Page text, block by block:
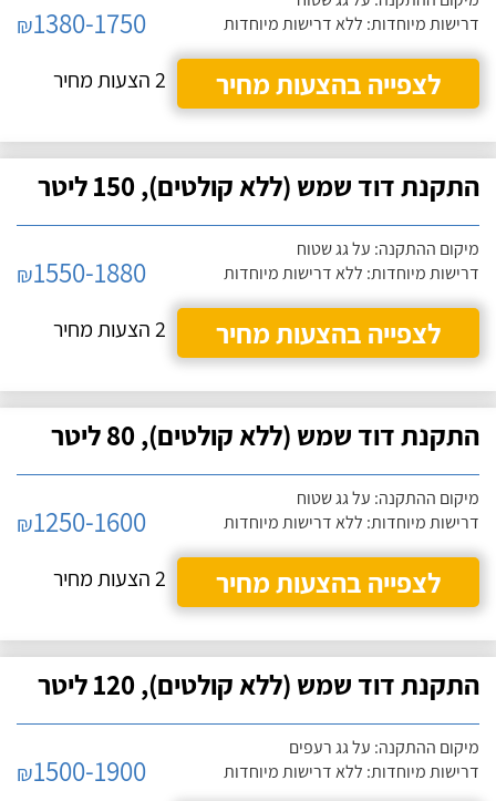
דרישות מיוחדות: ללא דרישות מיוחדות
₪1380-1750
לצפייה בהצעות מחיר
2 הצעות מחיר
התקנת דוד שמש (ללא קולטים), 150 ליטר
מיקום ההתקנה: על גג שטוח
דרישות מיוחדות: ללא דרישות מיוחדות
₪1550-1880
לצפייה בהצעות מחיר
2 הצעות מחיר
התקנת דוד שמש (ללא קולטים), 80 ליטר
מיקום ההתקנה: על גג שטוח
דרישות מיוחדות: ללא דרישות מיוחדות
₪1250-1600
לצפייה בהצעות מחיר
2 הצעות מחיר
התקנת דוד שמש (ללא קולטים), 120 ליטר
מיקום ההתקנה: על גג רעפים
דרישות מיוחדות: ללא דרישות מיוחדות
₪1500-1900